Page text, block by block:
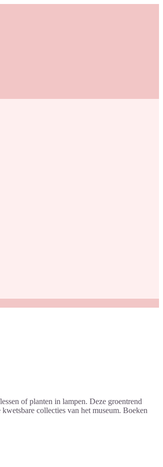
of planten in lampen. Deze groentrend
collecties van het museum. Boeken